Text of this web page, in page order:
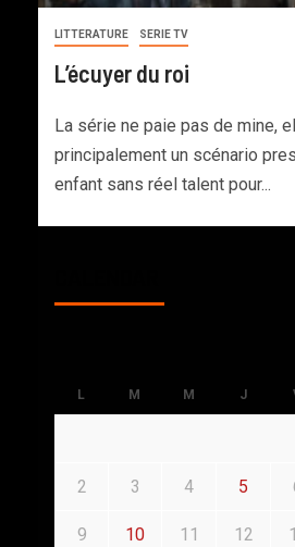
LITTERATURE SERIE TV
L’écuyer du roi
La série ne paie pas de mine,
principalement un scénario
enfant sans réel talent pour...
L M M J
2 3 4 5
9 10 11 12